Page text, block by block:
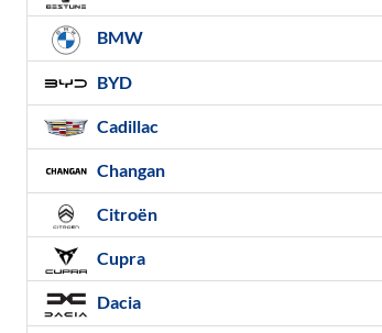
BMW
BYD
Cadillac
Changan
Citroën
Cupra
Dacia